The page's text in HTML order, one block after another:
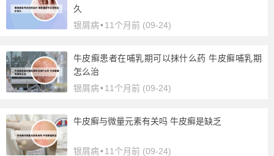
久
银屑病•11个月前 (09-24)
牛皮癣患者在哺乳期可以抹什么药 牛皮癣哺乳期
怎么治
银屑病•11个月前 (09-24)
牛皮癣与微量元素有关吗 牛皮癣是缺乏
银屑病•11个月前 (09-24)